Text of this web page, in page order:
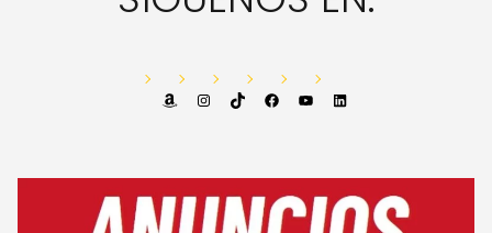
AmazonInstagram
TikTok FacebookYouTube